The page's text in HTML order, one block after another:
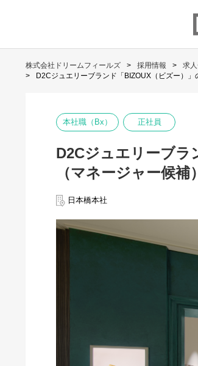
株式会社ドリームフィールズ 採用情報 求
D2Cジュエリーブランド「BIZOUX（ビズー）
本社職（Bx） 正社員
D2Cジュエリーブラ
（マネージャー候補
日本橋本社